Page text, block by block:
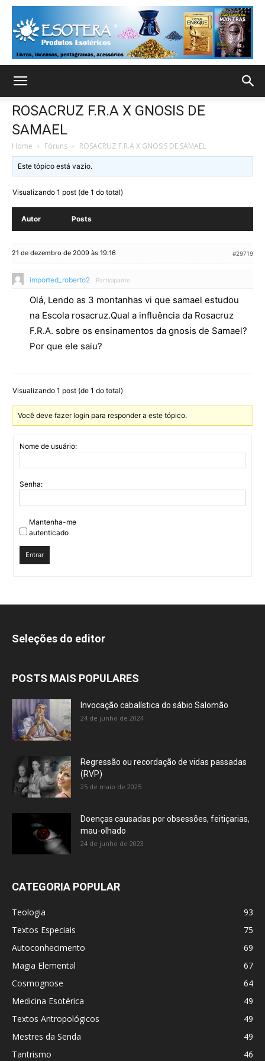
ROSACRUZ F.R.A X GNOSIS DE
SAMAEL
Home › Fóruns › ROSACRUZ F.R.A X GNOSIS DE SAMAEL
Este tópico está vazio.
Visualizando 1 post (de 1 do total)
Autor Posts
21 de dezembro de 2009 às 19:16 #29719
imported_roberto2 Participante
Olá, Lendo as 3 montanhas vi que samael estudou
na Escola rosacruz.Qual a influência da Rosacruz
F.R.A. sobre os ensinamentos da gnosis de Samael?
Por que ele saiu?
Visualizando 1 post (de 1 do total)
Você deve fazer login para responder a este tópico.
Nome de usuário:
Senha:
Mantenha-me
autenticado
Entrar
Seleções do editor
POSTS MAIS POPULARES
Invocação cabalística do sábio Salomão
24 de junho de 2024
Regressão ou recordação de vidas passadas
(RVP)
25 de maio de 2025
Doenças causadas por obsessões, feitiçarias,
mau-olhado
24 de junho de 2023
CATEGORIA POPULAR
Teologia
93
Textos Especiais
75
Autoconhecimento
69
Magia Elemental
67
Cosmognose
64
Medicina Esotérica
49
Textos Antropológicos
49
Mestres da Senda
49
Tantrismo
46